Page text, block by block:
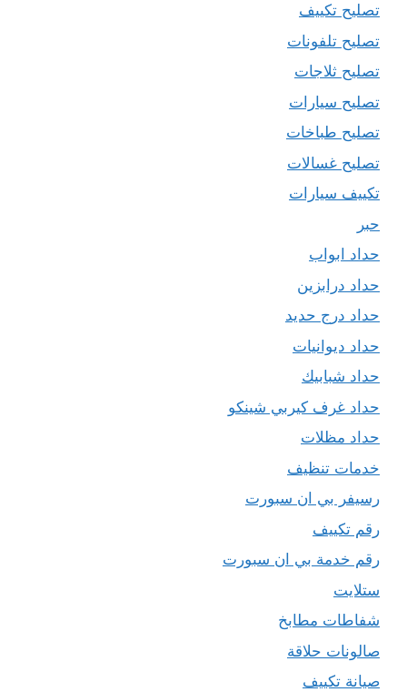
تصليح تكييف
تصليح تلفونات
تصليح ثلاجات
تصليح سيارات
تصليح طباخات
تصليح غسالات
تكييف سيارات
حبر
حداد ابواب
حداد درابزين
حداد درج حديد
حداد ديوانيات
حداد شبابيك
حداد غرف كيربي شينكو
حداد مظلات
خدمات تنظيف
رسيفر بي ان سبورت
رقم تكييف
رقم خدمة بي ان سبورت
ستلايت
شفاطات مطابخ
صالونات حلاقة
صيانة تكييف